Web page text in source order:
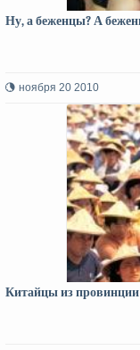
Ну, а беженцы? А
ноября 20 2010
Китайцы из провинции